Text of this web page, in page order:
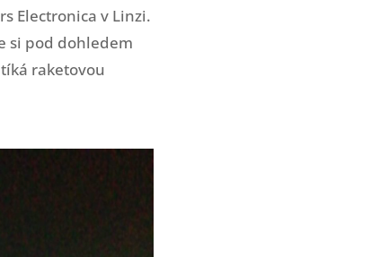
Electronica v Linzi.
si pod dohledem
raketovou